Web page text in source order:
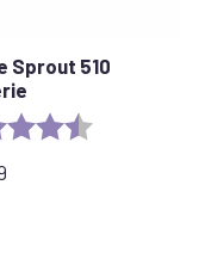
Sprout 510